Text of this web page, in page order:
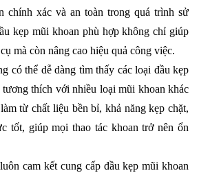
chính xác và an toàn trong quá trình sử
kẹp mũi khoan phù hợp không chỉ giúp
mà còn nâng cao hiệu quả công việc.
có thể dễ dàng tìm thấy các loại đầu kẹp
thích với nhiều loại mũi khoan khác
từ chất liệu bền bỉ, khả năng kẹp chặt,
tốt, giúp mọi thao tác khoan trở nên ổn
cam kết cung cấp đầu kẹp mũi khoan